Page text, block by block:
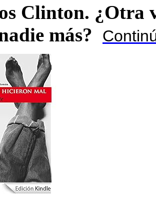
Clinton. ¿Otra
más?